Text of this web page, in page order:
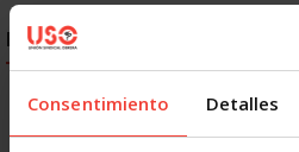
Consentimiento Detalles
ENLACES DESTACADOS